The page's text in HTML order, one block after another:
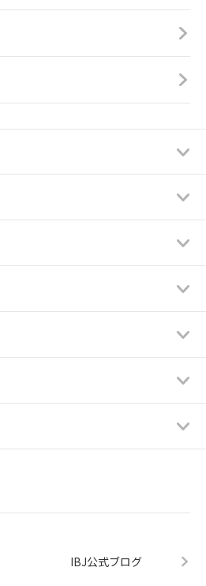
IBJ公式ブログ